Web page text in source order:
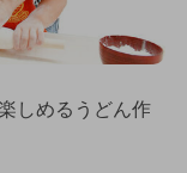
しめるうどん作